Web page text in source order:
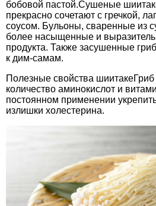
бобовой пастой.Сушеные
прекрасно сочетают с гречкой,
соусом. Бульоны, сваренные из
более насыщенные и
продукта. Также засушенные
к дим-самам.
Полезные свойства
количество аминокислот и
постоянном применении
излишки холестерина.